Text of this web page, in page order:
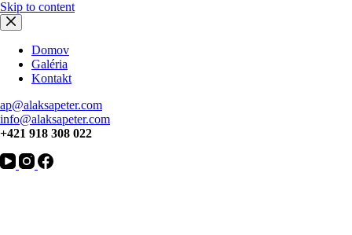
Skip to content
Domov
Galéria
Kontakt
ap@alaksapeter.com
info@alaksapeter.com
+421 918 308 022